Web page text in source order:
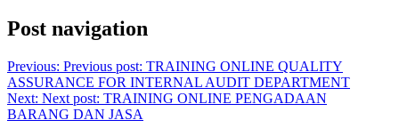
Post navigation
Previous: Previous post: TRAINING ONLINE QUALITY
ASSURANCE FOR INTERNAL AUDIT DEPARTMENT
Next: Next post: TRAINING ONLINE PENGADAAN
BARANG DAN JASA